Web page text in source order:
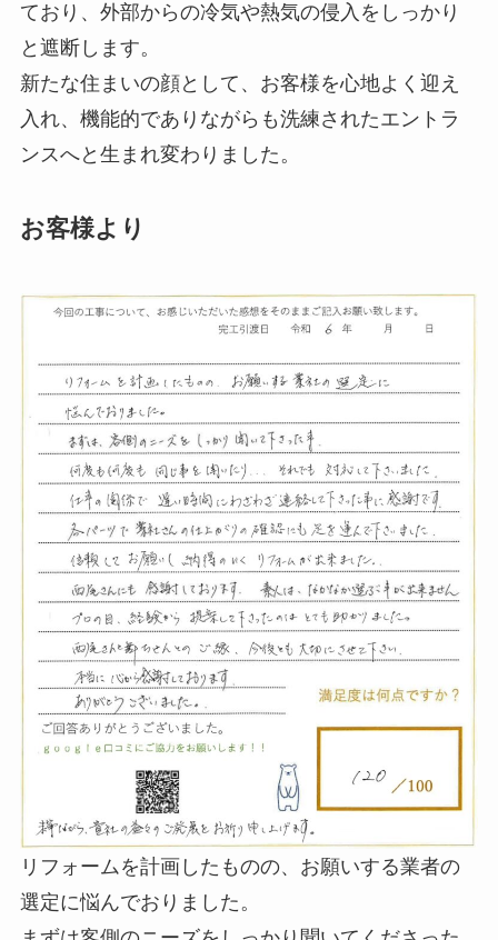
ており、外部からの冷気や熱気の侵入をしっかり
と遮断します。
新たな住まいの顔として、お客様を心地よく迎え
入れ、機能的でありながらも洗練されたエントラ
ンスへと生まれ変わりました。
お客様より
リフォームを計画したものの、お願いする業者の
選定に悩んでおりました。